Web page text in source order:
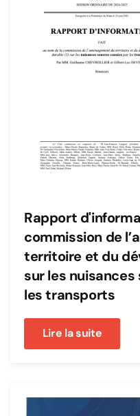
Rapport
commission de
territoire et du
sur les
les transports
Lire la suite